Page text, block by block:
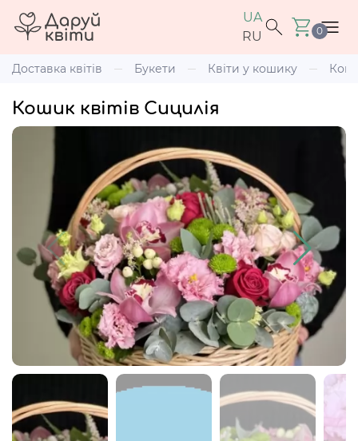
UA
RU
0
Доставка квітів Букети Квіти у кошику
Кошик квітів Сицилія